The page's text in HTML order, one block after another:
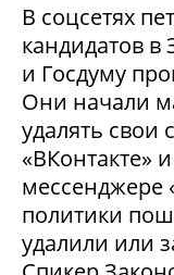
В соцсетях
кандидатов в
и Госдуму
Они начали
удалять свои
«ВКонтакте»
мессенджере
политики
удалили или